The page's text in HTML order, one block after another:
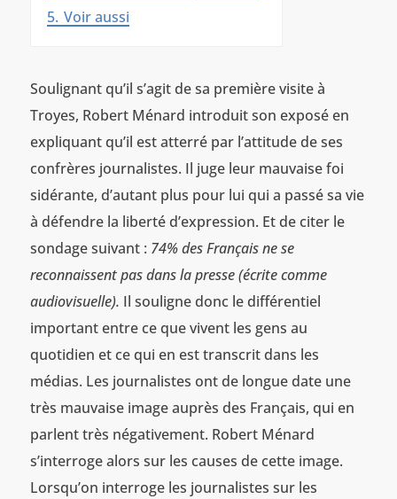
5. Voir aussi
Soulignant qu’il s’agit de sa première visite à
Troyes, Robert Ménard introduit son exposé en
expliquant qu’il est atterré par l’attitude de ses
confrères journalistes. Il juge leur mauvaise foi
sidérante, d’autant plus pour lui qui a passé sa vie
à défendre la liberté d’expression. Et de citer le
sondage suivant : 74% des Français ne se
reconnaissent pas dans la presse (écrite comme
audiovisuelle). Il souligne donc le différentiel
important entre ce que vivent les gens au
quotidien et ce qui en est transcrit dans les
médias. Les journalistes ont de longue date une
très mauvaise image auprès des Français, qui en
parlent très négativement. Robert Ménard
s’interroge alors sur les causes de cette image.
Lorsqu’on interroge les journalistes sur les